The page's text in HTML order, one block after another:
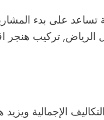
تساعد على بدء
تجعل المشروع أكثر جاذبية للمستثمرين.